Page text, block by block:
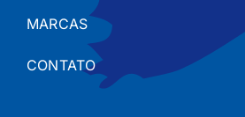
MARCAS
CONTATO